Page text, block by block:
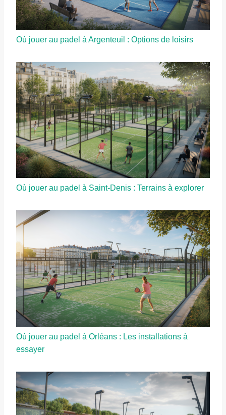
Où jouer au padel à Argenteuil : Options de loisirs
Où jouer au padel à Saint-Denis : Terrains à explorer
Où jouer au padel à Orléans : Les installations à
essayer